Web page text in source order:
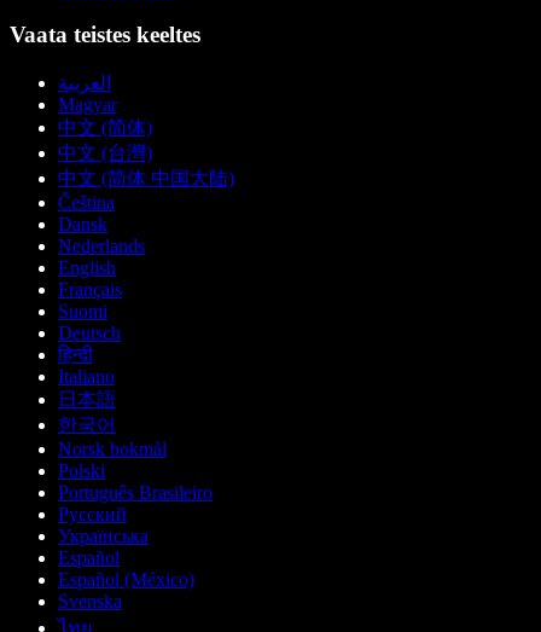
Vaata teistes keeltes
العربية
Magyar
中文 (简体)
中文 (台灣)
中文 (简体 中国大陆)
Čeština
Dansk
Nederlands
English
Français
Suomi
Deutsch
हिन्दी
Italiano
日本語
한국어
Norsk bokmål
Polski
Português Brasileiro
Русский
Українська
Español
Español (México)
Svenska